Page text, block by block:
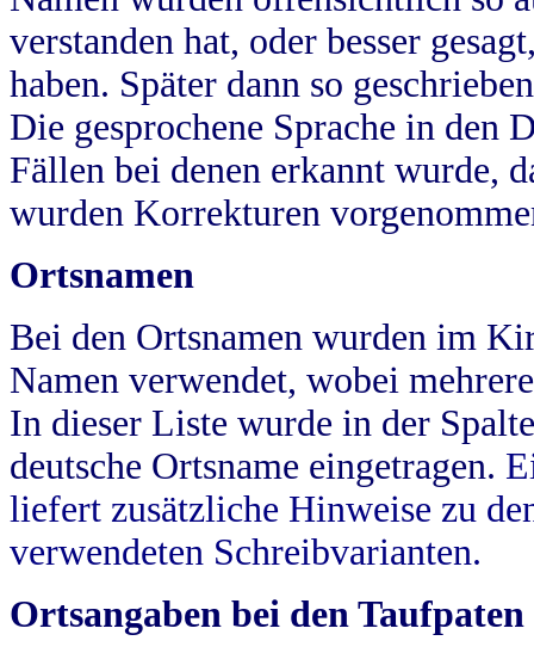
verstanden hat, oder besser
haben. Später dann so
Die gesprochene Sprache in
Fällen bei denen erkannt wurde,
wurden Korrekturen
Ortsnamen
Bei den Ortsnamen wurden im
Namen verwendet, wobei
In dieser Liste wurde in der
deutsche Ortsname eingetragen.
liefert zusätzliche Hinweise zu
verwendeten Schreibvarianten.
Ortsangaben bei den Taufpaten